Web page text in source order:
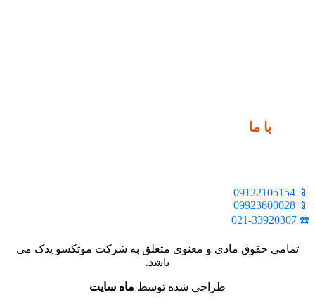
با ما
📱 09122105154
📱 09923600028
☎️ 021-33920307
تمامی حقوق مادی و معنوی متعلق به شرکت موتکسو یدک می
باشد.
طراحی شده توسط ماه سایت